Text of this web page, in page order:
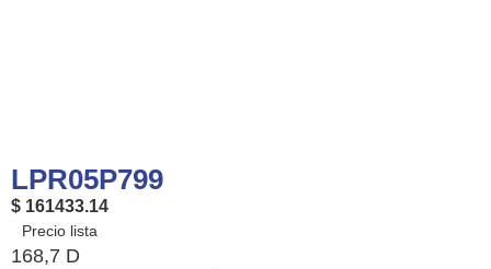
LPR05P799
$ 161433.14
168,7 D